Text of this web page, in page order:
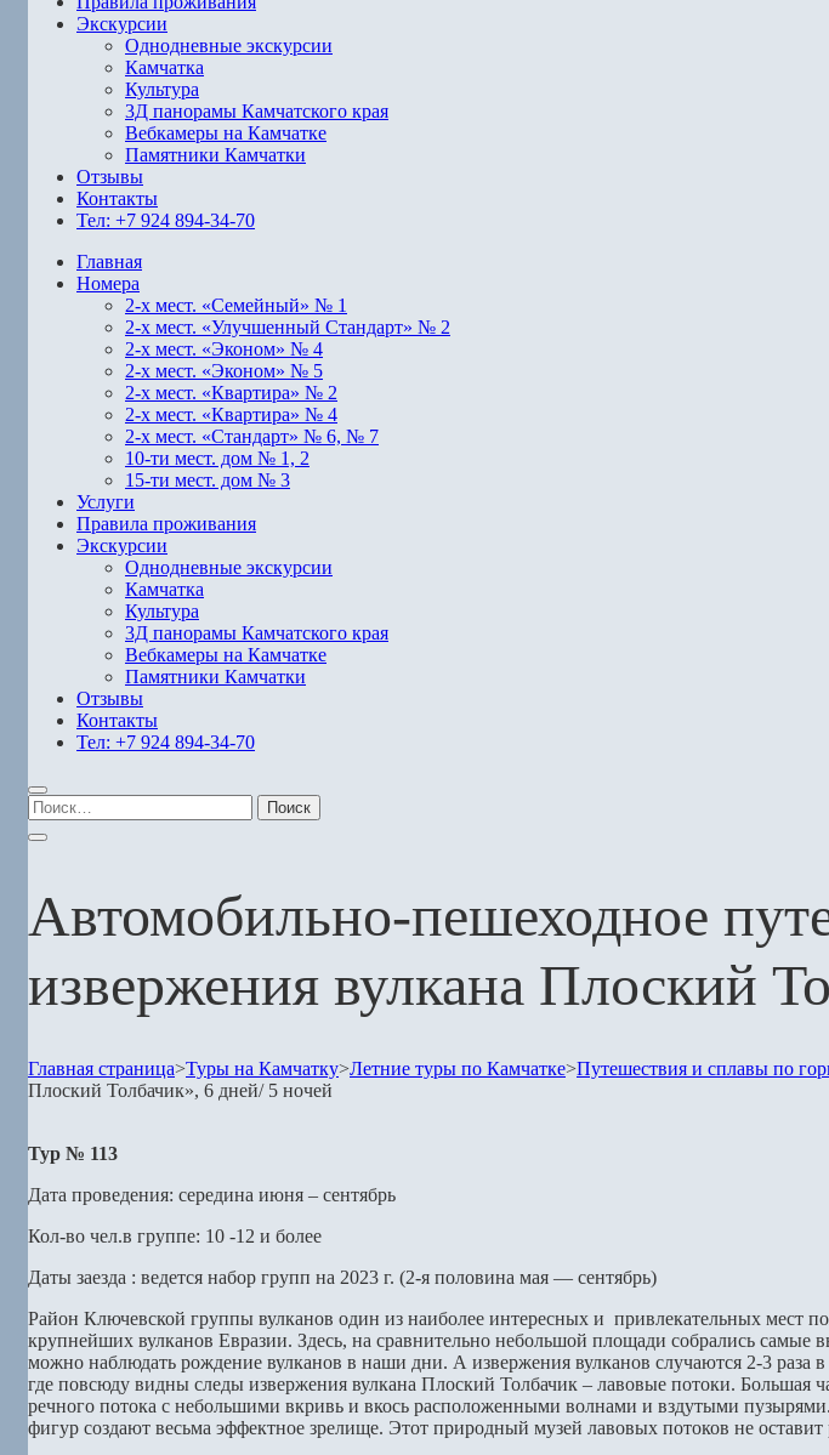
Экскурсии
Однодневные экскурсии
Камчатка
Культура
3Д панорамы Камчатского края
Вебкамеры на Камчатке
Памятники Камчатки
Отзывы
Контакты
Тел: +7 924 894-34-70
Главная
Номера
2-х мест. «Семейный» № 1
2-х мест. «Улучшенный Стандарт» № 2
2-х мест. «Эконом» № 4
2-х мест. «Эконом» № 5
2-х мест. «Квартира» № 2
2-х мест. «Квартира» № 4
2-х мест. «Стандарт» № 6, № 7
10-ти мест. дом № 1, 2
15-ти мест. дом № 3
Услуги
Правила проживания
Экскурсии
Однодневные экскурсии
Камчатка
Культура
3Д панорамы Камчатского края
Вебкамеры на Камчатке
Памятники Камчатки
Отзывы
Контакты
Тел: +7 924 894-34-70
Найти:
Автомобильно-пешеходное
извержения вулкана Плоский
Главная страница>Туры на Камчатку>Летние туры по Камчатке>Путешествия и сплавы по
Плоский Толбачик», 6 дней/ 5 ночей
Тур № 113
Дата проведения: середина июня – сентябрь
Кол-во чел.в группе: 10 -12 и более
Даты заезда : ведется набор групп на 2023 г. (2-я половина мая — сентябрь)
Район Ключевской группы вулканов один из наиболее интересных и привлекательных мест
крупнейших вулканов Евразии. Здесь, на сравнительно небольшой площади собрались
можно наблюдать рождение вулканов в наши дни. А извержения вулканов случаются 2-3
где повсюду видны следы извержения вулкана Плоский Толбачик – лавовые потоки. Большая
речного потока с небольшими вкривь и вкось расположенными волнами и вздутыми
фигур создают весьма эффектное зрелище. Этот природный музей лавовых потоков не